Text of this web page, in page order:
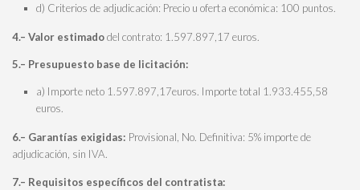
d) Criterios de adjudicación: Precio u oferta económica: 100 puntos.
4.– Valor estimadodel contrato: 1.597.897,17 euros.
5.– Presupuesto base de licitación:
a) Importe neto 1.597.897,17euros. Importe total 1.933.455,58
euros.
6.– Garantías exigidas: Provisional, No. Definitiva: 5% importe de
adjudicación, sin IVA.
7.– Requisitos específicos del contratista: